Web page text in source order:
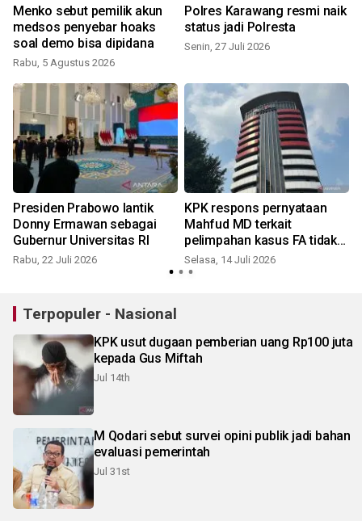
Menko sebut pemilik akun
medsos penyebar hoaks
soal demo bisa dipidana
Rabu, 5 Agustus 2026
Polres Karawang resmi naik
status jadi Polresta
Senin, 27 Juli 2026
Presiden Prabowo lantik
Donny Ermawan sebagai
Gubernur Universitas RI
Rabu, 22 Juli 2026
KPK respons pernyataan
Mahfud MD terkait
pelimpahan kasus FA tidak
sesuai KUHAP
Selasa, 14 Juli 2026
Terpopuler - Nasional
KPK usut dugaan pemberian uang Rp100 juta
kepada Gus Miftah
Jul 14th
M Qodari sebut survei opini publik jadi bahan
evaluasi pemerintah
Jul 31st